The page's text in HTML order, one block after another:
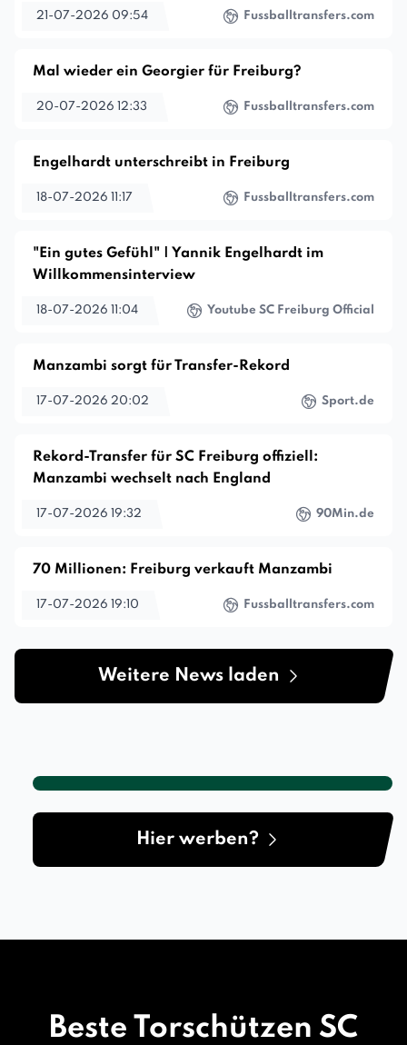
21-07-2026 09:54 Fussballtransfers.com
Mal wieder ein Georgier für Freiburg?
20-07-2026 12:33 Fussballtransfers.com
Engelhardt unterschreibt in Freiburg
18-07-2026 11:17 Fussballtransfers.com
"Ein gutes Gefühl" | Yannik Engelhardt im
Willkommensinterview
18-07-2026 11:04 Youtube SC Freiburg Official
Manzambi sorgt für Transfer-Rekord
17-07-2026 20:02 Sport.de
Rekord-Transfer für SC Freiburg offiziell:
Manzambi wechselt nach England
17-07-2026 19:32 90Min.de
70 Millionen: Freiburg verkauft Manzambi
17-07-2026 19:10 Fussballtransfers.com
Weitere News laden
Hier werben?
Beste Torschützen SC